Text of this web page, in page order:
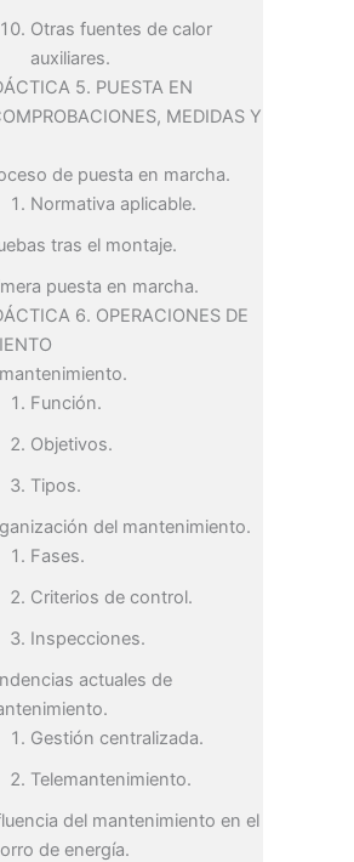
Otras fuentes de calor
auxiliares.
5. PUESTA EN
MEDIDAS Y
de puesta en marcha.
Normativa aplicable.
tras el montaje.
puesta en marcha.
6. OPERACIONES DE
Función.
Objetivos.
Tipos.
del mantenimiento.
Fases.
Criterios de control.
Inspecciones.
actuales de
Gestión centralizada.
Telemantenimiento.
del mantenimiento en el
de energía.